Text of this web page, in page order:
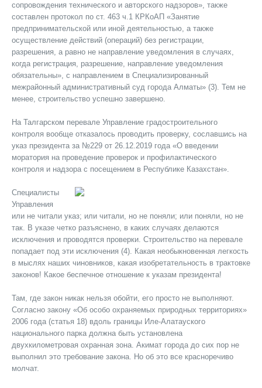
сопровождения технического и авторского надзоров», также
составлен протокол по ст. 463 ч.1 КРКоАП «Занятие
предпринимательской или иной деятельностью, а также
осуществление действий (операций) без регистрации,
разрешения, а равно не направление уведомления в случаях,
когда регистрация, разрешение, направление уведомления
обязательны», с направлением в Специализированный
межрайонный административный суд города Алматы» (3). Тем не
менее, строительство успешно завершено.
На Талгарском перевале Управление градостроительного
контроля вообще отказалось проводить проверку, сославшись на
указ президента за №229 от 26.12.2019 года «О введении
моратория на проведение проверок и профилактического
контроля и надзора с посещением в Республике Казахстан».
Специалисты
Управления
или не читали указ; или читали, но не поняли; или поняли, но не
так. В указе четко разъяснено, в каких случаях делаются
исключения и проводятся проверки. Строительство на перевале
попадает под эти исключения (4). Какая необыкновенная легкость
в мыслях наших чиновников, какая изобретательность в трактовке
законов! Какое беспечное отношение к указам президента!
Там, где закон никак нельзя обойти, его просто не выполняют.
Согласно закону «Об особо охраняемых природных территориях»
2006 года (статья 18) вдоль границы Иле-Алатауского
национального парка должна быть установлена
двухкилометровая охранная зона. Акимат города до сих пор не
выполнил это требование закона. Но об это все красноречиво
молчат.